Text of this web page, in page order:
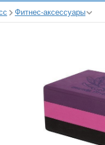
Фитнес-аксессуары